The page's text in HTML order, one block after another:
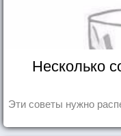
Несколько
Эти советы нужно